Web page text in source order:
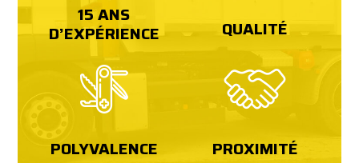
15 ANS
D’EXPÉRIENCE QUALITÉ
POLYVALENCE PROXIMITÉ